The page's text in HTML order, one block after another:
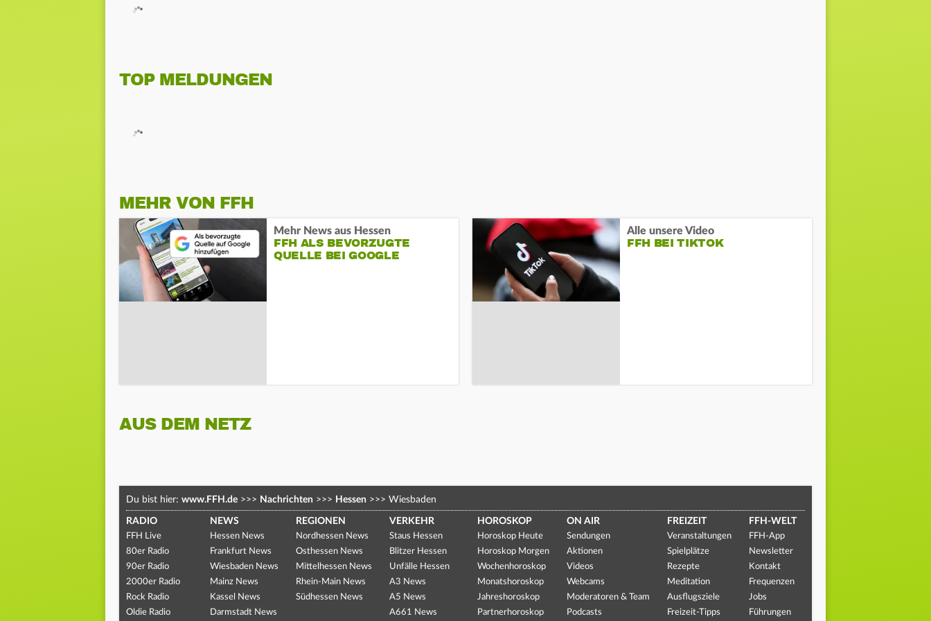
TOP MELDUNGEN
MEHR VON FFH
Mehr News aus Hessen
FFH ALS BEVORZUGTE
QUELLE BEI GOOGLE
Alle unsere Video
FFH BEI TIKTOK
AUS DEM NETZ
Du bist hier: www.FFH.de >>> Nachrichten >>> Hessen >>> Wiesbaden
RADIO
FFH Live
80er Radio
90er Radio
2000er Radio
Rock Radio
Oldie Radio
NEWS
Hessen News
Frankfurt News
Wiesbaden News
Mainz News
Kassel News
Darmstadt News
REGIONEN
Nordhessen News
Osthessen News
Mittelhessen News
Rhein-Main News
Südhessen News
VERKEHR
Staus Hessen
Blitzer Hessen
Unfälle Hessen
A3 News
A5 News
A661 News
HOROSKOP
Horoskop Heute
Horoskop Morgen
Wochenhoroskop
Monatshoroskop
Jahreshoroskop
Partnerhoroskop
ON AIR
Sendungen
Aktionen
Videos
Webcams
Moderatoren & Team
Podcasts
FREIZEIT
Veranstaltungen
Spielplätze
Rezepte
Meditation
Ausflugsziele
Freizeit-Tipps
FFH-WELT
FFH-App
Newsletter
Kontakt
Frequenzen
Jobs
Führungen